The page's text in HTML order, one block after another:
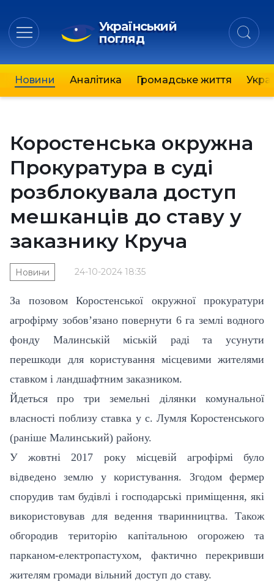
Український
погляд
Новини Аналітика Громадське життя
Коростенська окружна
Прокуратура в суді
розблокувала доступ
мешканців до ставу у
заказнику Круча
24-10-2024 18:35
Новини
За позовом Коростенської окружної прокуратури
агрофірму зобов’язано повернути 6 га землі водного
фонду Малинській міській раді та усунути
перешкоди для користування місцевими жителями
ставком і ландшафтним заказником.
Йдеться про три земельні ділянки комунальної
власності поблизу ставка у с. Лумля Коростенського
(раніше Малинський) району.
У жовтні 2017 року місцевій агрофірмі було
відведено землю у користування. Згодом фермер
спорудив там будівлі і господарські приміщення, які
використовував для ведення тваринництва. Також
обгородив територію капітальною огорожею та
парканом-електропастухом, фактично перекривши
жителям громади вільний доступ до ставу.